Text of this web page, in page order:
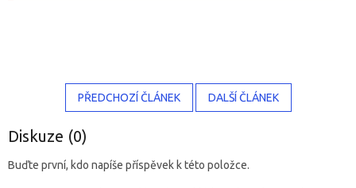
PŘEDCHOZÍ ČLÁNEK DALŠÍ ČLÁNEK
Diskuze (0)
Buďte první, kdo napíše příspěvek k této položce.